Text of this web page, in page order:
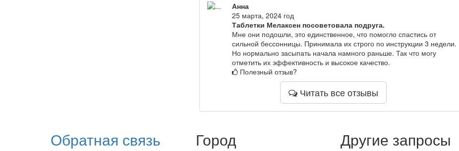
Анна
25 марта, 2024 год
Таблетки Мелаксен посоветовала подруга.
Мне они подошли, это единственное, что помогло спастись от
сильной бессонницы. Принимала их строго по инструкции 3 недели.
Но нормально засыпать начала намного раньше. Так что могу
отметить их эффективность и высокое качество.
Полезный отзыв?
Читать все отзывы
Обратная связь
Город Другие запросы